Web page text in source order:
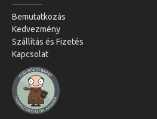
Bemutatkozás
Kedvezmény
Szállítás és Fizetés
Kapcsolat